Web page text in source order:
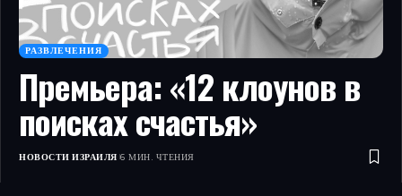
РАЗВЛЕЧЕНИЯ
Премьера: «12 клоунов в
поисках счастья»
НОВОСТИ ИЗРАИЛЯ 6 МИН. ЧТЕНИЯ